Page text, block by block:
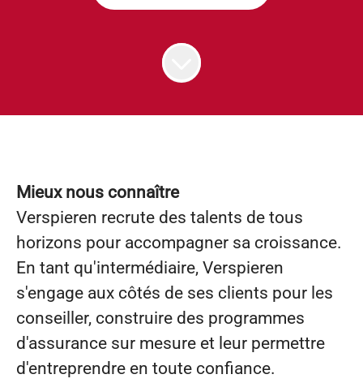
Mieux nous connaître
Verspieren recrute des talents de tous
horizons pour accompagner sa croissance.
En tant qu'intermédiaire, Verspieren
s'engage aux côtés de ses clients pour les
conseiller, construire des programmes
d'assurance sur mesure et leur permettre
d'entreprendre en toute confiance.